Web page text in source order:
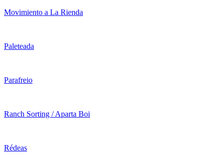
Movimiento a La Rienda
Paleteada
Parafreio
Ranch Sorting / Aparta Boi
Rédeas